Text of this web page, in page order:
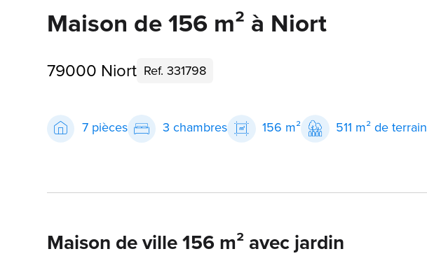
Maison de 156 m² à Niort
79000 Niort Ref. 331798
7 pièces 3 chambres 156 m² 511 m² de terrain
Maison de ville 156 m² avec jardin